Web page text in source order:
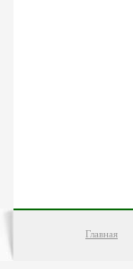
Главная